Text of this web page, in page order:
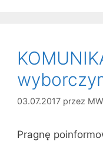
03.07.2017 przez MW
Pragnę